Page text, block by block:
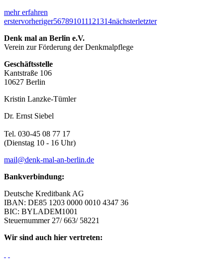
mehr erfahren
erstervorheriger567891011121314nächsterletzter
Denk mal an Berlin e.V.
Verein zur Förderung der Denkmalpflege
Geschäftsstelle
Kantstraße 106
10627 Berlin
Kristin Lanzke-Tümler
Dr. Ernst Siebel
Tel. 030-45 08 77 17
(Dienstag 10 - 16 Uhr)
mail@denk-mal-an-berlin.de
Bankverbindung:
Deutsche Kreditbank AG
IBAN: DE85 1203 0000 0010 4347 36
BIC: BYLADEM1001
Steuernummer 27/ 663/ 58221
Wir sind auch hier vertreten: